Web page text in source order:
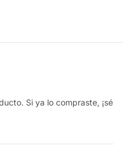
Si ya lo compraste, ¡sé